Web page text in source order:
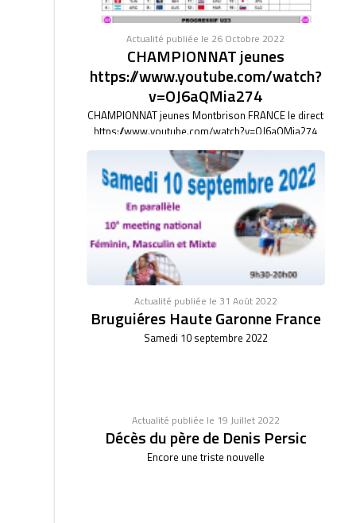
Actualité publiée le 26 Octobre 2022
CHAMPIONNAT jeunes
https://www.youtube.com/watch?
v=OJ6aQMia274
CHAMPIONNAT jeunes Montbrison FRANCE le direct
https://www.youtube.com/watch?v=OJ6aQMia274
Actualité publiée le 31 Août 2022
Bruguiéres Haute Garonne France
Samedi 10 septembre 2022
Actualité publiée le 19 Juillet 2022
Décès du père de Denis Persic
Encore une triste nouvelle